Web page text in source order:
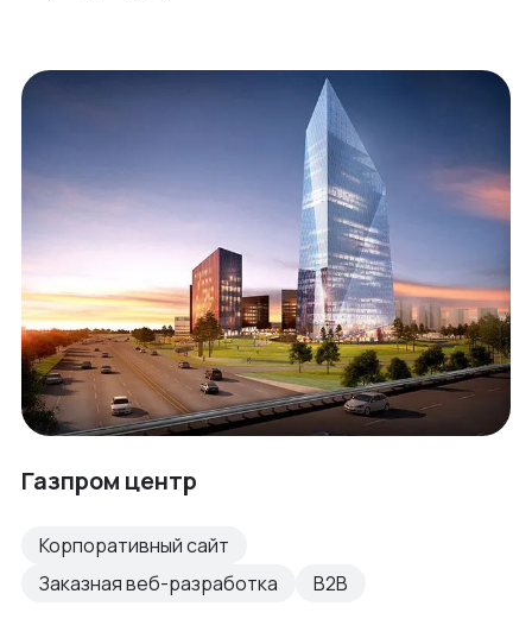
Газпром центр
Корпоративный сайт
Заказная веб-разработка
B2B